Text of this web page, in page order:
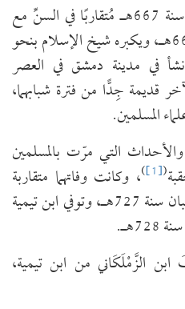
يُعتَبَر ابن الزَّمْلَكَاني الذي ولد سنة 667هـ مُتقاربًا في السنِّ مع
شيخ الإسلام الذي ولد سنة 661هـ، ويكبره شيخ الإسلام بنحو
في مدينة دمشق في العصر
قديمة جِدًّا من فترة شبابهما،
المسلمين.
التي مرّت بالمسلمين
(
[1]
)، وكانت وفاتهما متقاربة
حيث توفي ابن الزَّمْلَكَاني في شعبان سنة 727هـ، وتوفي ابن تيمية
الزَّمْلَكَاني من ابن تيمية،